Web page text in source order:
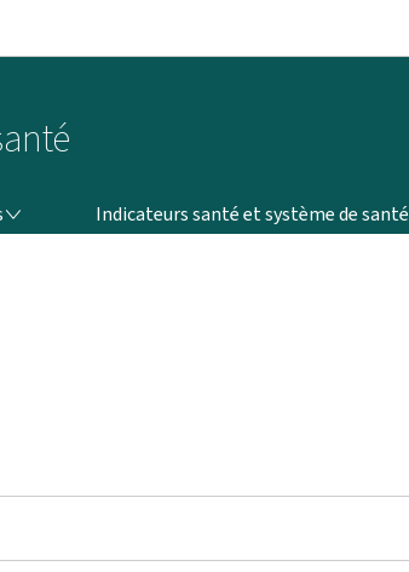
Indicateurs santé et système de santé